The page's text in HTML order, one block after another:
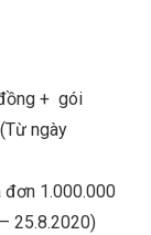
+ gói
ngày
đơn 1.000.000
25.8.2020)